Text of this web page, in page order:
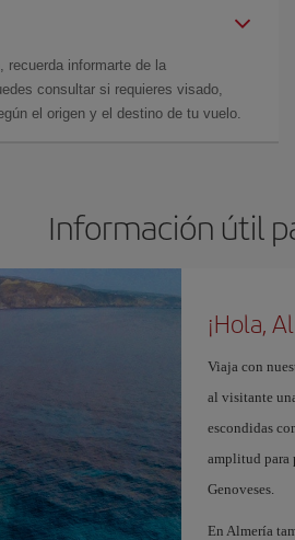
recuerda informarte de la
consultar si requieres visado,
el origen y el destino de tu vuelo.
Información útil
¡Hola,
Viaja con
al visitante
escondidas
amplitud para
Genoveses.
En Almería